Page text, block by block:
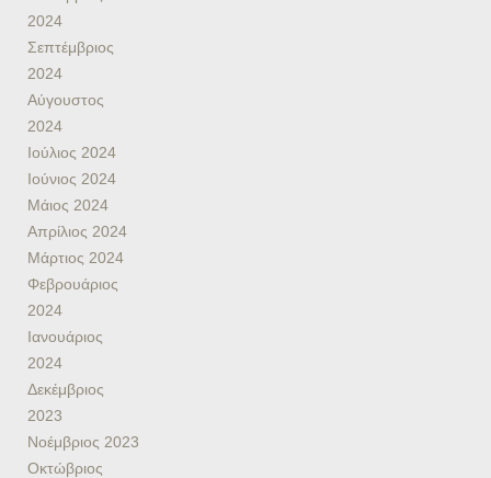
2024
Σεπτέμβριος
2024
Αύγουστος
2024
Ιούλιος 2024
Ιούνιος 2024
Μάιος 2024
Απρίλιος 2024
Μάρτιος 2024
Φεβρουάριος
2024
Ιανουάριος
2024
Δεκέμβριος
2023
Νοέμβριος 2023
Οκτώβριος